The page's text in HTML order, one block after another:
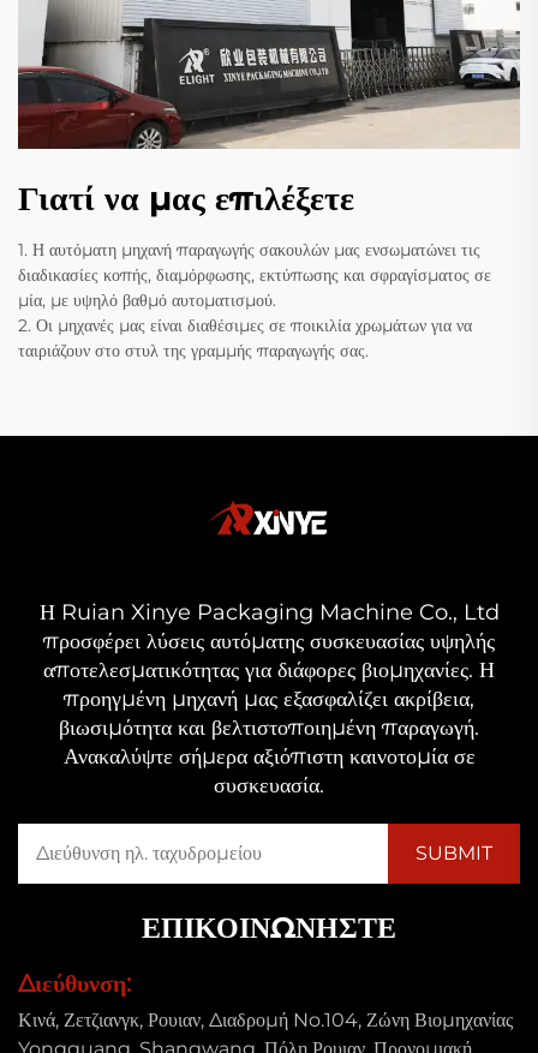
Γιατί να μας επιλέξετε
1. Η αυτόματη μηχανή παραγωγής σακουλών μας ενσωματώνει τις
διαδικασίες κοπής, διαμόρφωσης, εκτύπωσης και σφραγίσματος σε
μία, με υψηλό βαθμό αυτοματισμού.
2. Οι μηχανές μας είναι διαθέσιμες σε ποικιλία χρωμάτων για να
ταιριάζουν στο στυλ της γραμμής παραγωγής σας.
Η Ruian Xinye Packaging Machine Co., Ltd
προσφέρει λύσεις αυτόματης συσκευασίας υψηλής
αποτελεσματικότητας για διάφορες βιομηχανίες. Η
προηγμένη μηχανή μας εξασφαλίζει ακρίβεια,
βιωσιμότητα και βελτιστοποιημένη παραγωγή.
Ανακαλύψτε σήμερα αξιόπιστη καινοτομία σε
συσκευασία.
ΕΠΙΚΟΙΝΩΝΉΣΤΕ
Διεύθυνση:
Κινά, Ζετζιανγκ, Ρουιαν, Διαδρομή No.104, Ζώνη Βιομηχανίας